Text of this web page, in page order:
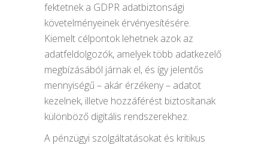
fektetnek a GDPR adatbiztonsági
követelményeinek érvényesítésére.
Kiemelt célpontok lehetnek azok az
adatfeldolgozók, amelyek több adatkezelő
megbízásából járnak el, és így jelentős
mennyiségű – akár érzékeny – adatot
kezelnek, illetve hozzáférést biztosítanak
különböző digitális rendszerekhez.
A pénzügyi szolgáltatásokat és kritikus